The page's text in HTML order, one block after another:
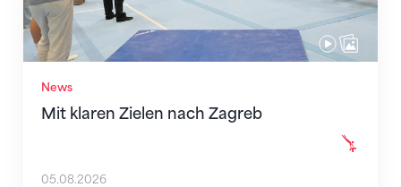
News
Mit klaren Zielen nach Zagreb
05.08.2026